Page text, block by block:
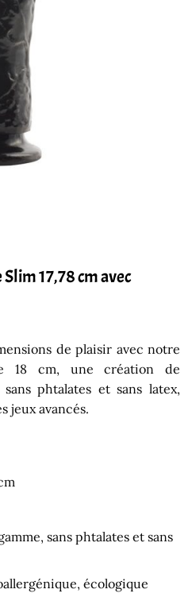
17,78 cm avec
de plaisir avec notre
18 cm, une création de
phtalates et sans latex,
jeux avancés.
sans phtalates et sans
écologique